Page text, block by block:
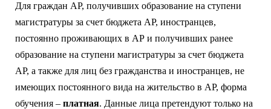
Для граждан АР, получивших образование на ступени
магистратуры за счет бюджета АР, иностранцев,
постоянно проживающих в АР и получивших ранее
образование на ступени магистратуры за счет бюджета
АР, а также для лиц без гражданства и иностранцев, не
имеющих постоянного вида на жительство в АР, форма
обучения – платная. Данные лица претендуют только на